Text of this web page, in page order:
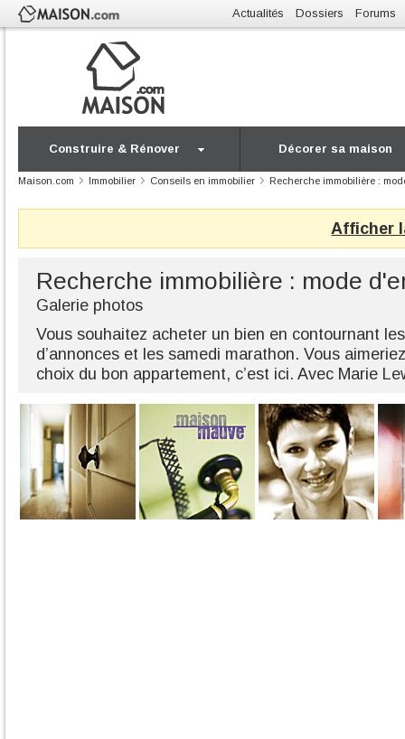
Actualités Dossiers Forums
Construire & Rénover Décorer sa maison
Maison.com Immobilier Conseils en immobilier Recherche immobilière :
Afficher
Recherche immobilière : mode
Galerie photos
Vous souhaitez acheter un bien en contournant
d’annonces et les samedi marathon. Vous
choix du bon appartement, c’est ici. Avec Marie